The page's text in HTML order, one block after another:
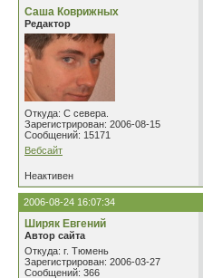
Саша Коврижных
Редактор
Откуда: С севера.
Зарегистрирован: 2006-08-15
Сообщений: 15171
Вебсайт
Неактивен
2006-08-24 16:07:34
Ширяк Евгений
Автор сайта
Откуда: г. Тюмень
Зарегистрирован: 2006-03-27
Сообщений: 366